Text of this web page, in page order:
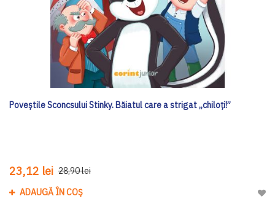
Poveștile Sconcsului Stinky. Băiatul care a strigat „chiloți!”
23,12 lei 28,90 lei
ADAUGĂ ÎN COȘ